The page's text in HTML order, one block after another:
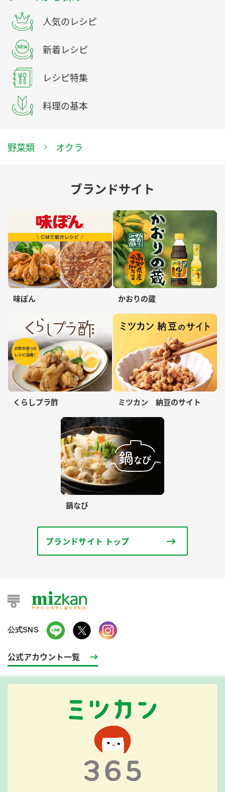
人気のレシピ
新着レシピ
レシピ特集
料理の基本
野菜類 オクラ
ブランドサイト
味ぽん かおりの蔵
くらしプラ酢 ミツカン 納豆のサイト
鍋なび
ブランドサイト トップ
公式SNS
公式アカウント一覧